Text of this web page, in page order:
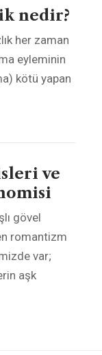
nedir?
her zaman
eyleminin
kötü yapan
ve
gövel
romantizm
var;
aşk